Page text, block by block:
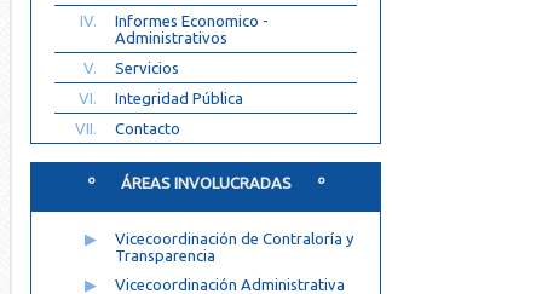
IV.
Informes Economico -
Administrativos
V.
Servicios
VI.
Integridad Pública
VII.
Contacto
º ÁREAS INVOLUCRADAS º
▶
Vicecoordinación de Contraloría y
Transparencia
▶
Vicecoordinación Administrativa